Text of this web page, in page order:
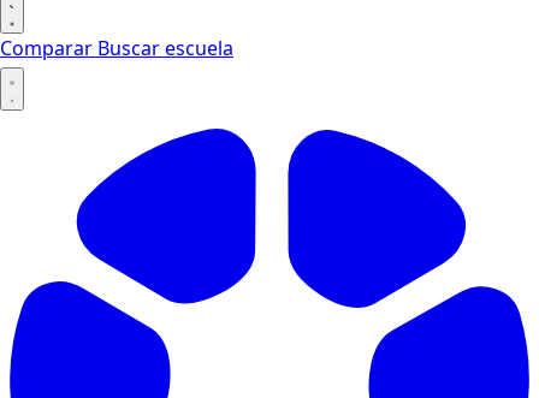
Comparar Buscar escuela